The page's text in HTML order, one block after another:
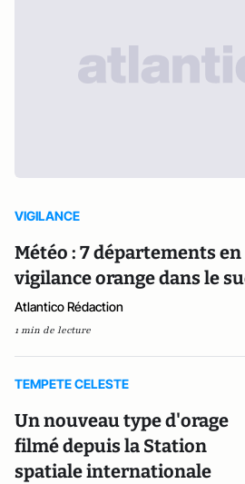
VIGILANCE
Météo : 7 départements en
vigilance orange dans le
Atlantico Rédaction
1 min de lecture
TEMPETE CELESTE
Un nouveau type d'orage
filmé depuis la Station
spatiale internationale